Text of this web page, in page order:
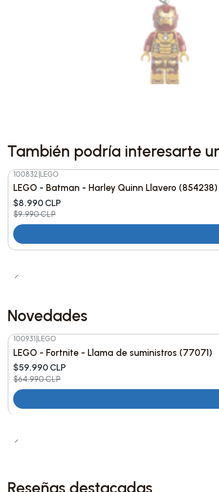
También podría interesarte
-10%DESC.
100832 LEGO
LEGO - Batman - Harley Quinn Llavero (854238)
$8.990 CLP
$9.990 CLP
Novedades
-8%DESC.
100931 LEGO
LEGO - Fortnite - Llama de suministros (77071)
$59.990 CLP
$64.990 CLP
Reseñas destacadas